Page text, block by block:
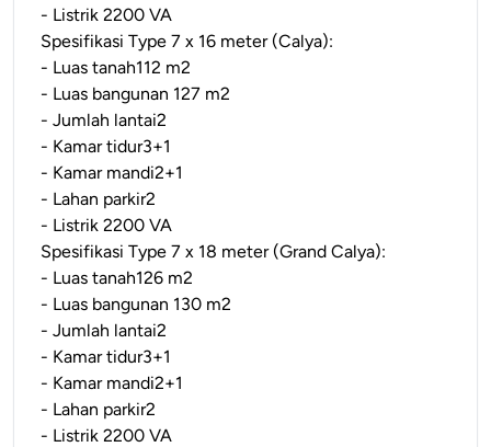
- Listrik 2200 VA
Spesifikasi Type 7 x 16 meter (Calya):
- Luas tanah112 m2
- Luas bangunan 127 m2
- Jumlah lantai2
- Kamar tidur3+1
- Kamar mandi2+1
- Lahan parkir2
- Listrik 2200 VA
Spesifikasi Type 7 x 18 meter (Grand Calya):
- Luas tanah126 m2
- Luas bangunan 130 m2
- Jumlah lantai2
- Kamar tidur3+1
- Kamar mandi2+1
- Lahan parkir2
- Listrik 2200 VA